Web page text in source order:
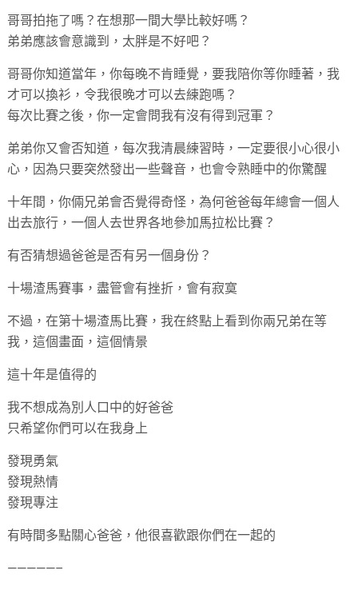
哥哥拍拖了嗎？在想那一間大學比較好嗎？
弟弟應該會意識到，太胖是不好吧？
哥哥你知道當年，你每晚不肯睡覺，要我陪你等你睡著，我
才可以換衫，令我很晚才可以去練跑嗎？
每次比賽之後，你一定會問我有沒有得到冠軍？
弟弟你又會否知道，每次我清晨練習時，一定要很小心很小
心，因為只要突然發出一些聲音，也會令熟睡中的你驚醒
十年間，你倆兄弟會否覺得奇怪，為何爸爸每年總會一個人
出去旅行，一個人去世界各地參加馬拉松比賽？
有否猜想過爸爸是否有另一個身份？
十場渣馬賽事，盡管會有挫折，會有寂寞
不過，在第十場渣馬比賽，我在終點上看到你兩兄弟在等
我，這個畫面，這個情景
這十年是值得的
我不想成為別人口中的好爸爸
只希望你們可以在我身上
發現勇氣
發現熱情
發現專注
有時間多點關心爸爸，他很喜歡跟你們在一起的
—————–